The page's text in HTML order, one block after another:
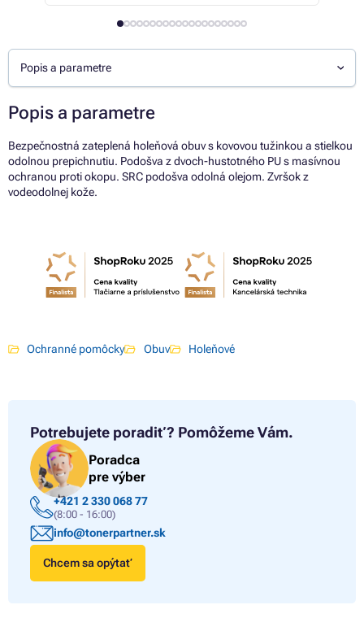
Popis a parametre
Popis a parametre
Bezpečnostná zateplená holeňová obuv s kovovou tužinkou a stielkou
odolnou prepichnutiu. Podošva z dvoch-hustotného PU s masívnou
ochranou proti okopu. SRC podošva odolná olejom. Zvršok z
vodeodolnej kože.
Ochranné pomôcky Obuv Holeňové
Potrebujete poradiť? Pomôžeme Vám.
Poradca
pre výber
+421 2 330 068 77
(8:00 - 16:00)
info@tonerpartner.sk
Chcem sa opýtať